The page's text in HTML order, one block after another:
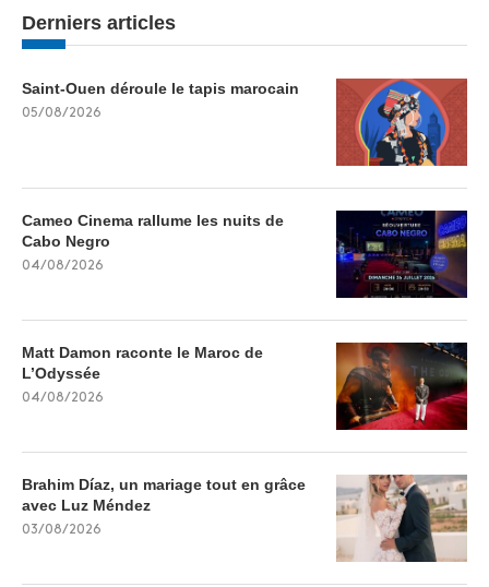
Derniers articles
Saint-Ouen déroule le tapis marocain
05/08/2026
Cameo Cinema rallume les nuits de
Cabo Negro
04/08/2026
Matt Damon raconte le Maroc de
L’Odyssée
04/08/2026
Brahim Díaz, un mariage tout en grâce
avec Luz Méndez
03/08/2026